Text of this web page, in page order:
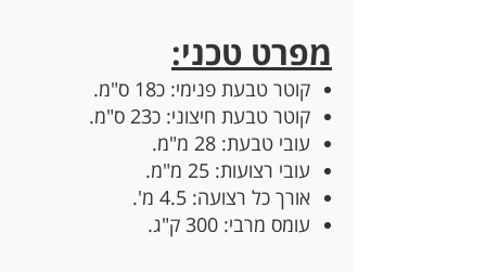
מפרט טכני:
קוטר טבעת פנימי: כ18 ס"מ.
קוטר טבעת חיצוני: כ23 ס"מ.
עובי טבעת: 28 מ"מ.
עובי רצועות: 25 מ"מ.
אורך כל רצועה: 4.5 מ'.
עומס מרבי: 300 ק"ג.